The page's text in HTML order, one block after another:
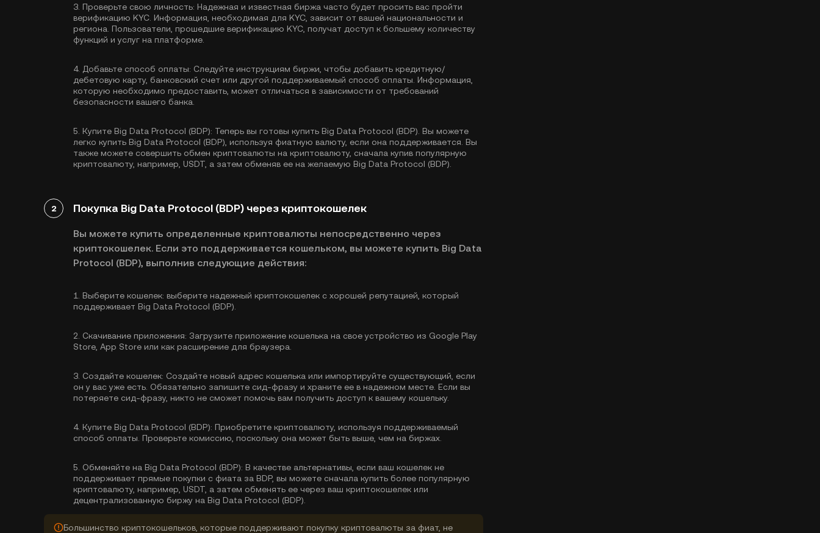
3. Проверьте свою личность: Надежная и известная биржа часто будет просить вас пройти
верификацию KYC . Информация, необходимая для KYC, зависит от вашей национальности и
региона. Пользователи, прошедшие верификацию KYC, получат доступ к большему количеству
функций и услуг на платформе.
4. Добавьте способ оплаты: Следуйте инструкциям биржи, чтобы добавить кредитную/
дебетовую карту, банковский счет или другой поддерживаемый способ оплаты. Информация,
которую необходимо предоставить, может отличаться в зависимости от требований
безопасности вашего банка.
5. Купите Big Data Protocol (BDP): Теперь вы готовы купить Big Data Protocol (BDP). Вы можете
легко купить Big Data Protocol (BDP), используя фиатную валюту, если она поддерживается. Вы
также можете совершить обмен криптовалюты на криптовалюту, сначала купив популярную
криптовалюту, например, USDT , а затем обменяв ее на желаемую Big Data Protocol (BDP).
2 Покупка Big Data Protocol (BDP) через криптокошелек
Вы можете купить определенные криптовалюты непосредственно через
криптокошелек. Если это поддерживается кошельком, вы можете купить Big Data
Protocol (BDP), выполнив следующие действия:
1. Выберите кошелек: выберите надежный криптокошелек с хорошей репутацией, который
поддерживает Big Data Protocol (BDP).
2. Скачивание приложения: Загрузите приложение кошелька на свое устройство из Google Play
Store, App Store или как расширение для браузера.
3. Создайте кошелек: Создайте новый адрес кошелька или импортируйте существующий, если
он у вас уже есть. Обязательно запишите сид-фразу и храните ее в надежном месте. Если вы
потеряете сид-фразу, никто не сможет помочь вам получить доступ к вашему кошельку.
4. Купите Big Data Protocol (BDP): Приобретите криптовалюту, используя поддерживаемый
способ оплаты. Проверьте комиссию, поскольку она может быть выше, чем на биржах.
5. Обменяйте на Big Data Protocol (BDP): В качестве альтернативы, если ваш кошелек не
поддерживает прямые покупки с фиата за BDP, вы можете сначала купить более популярную
криптовалюту, например, USDT, а затем обменять ее через ваш криптокошелек или
децентрализованную биржу на Big Data Protocol (BDP).
Большинство криптокошельков, которые поддерживают покупку криптовалюты за фиат, не